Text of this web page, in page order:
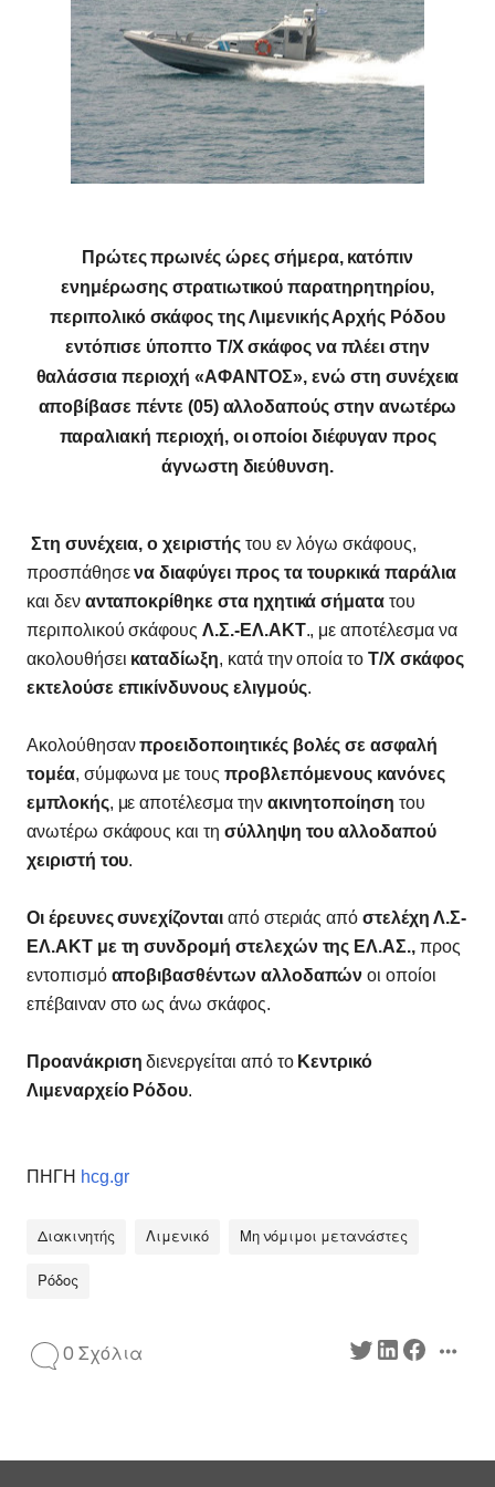
Πρώτες πρωινές ώρες σήμερα, κατόπιν
ενημέρωσης στρατιωτικού παρατηρητηρίου,
περιπολικό σκάφος της Λιμενικής Αρχής Ρόδου
εντόπισε ύποπτο Τ/Χ σκάφος να πλέει στην
θαλάσσια περιοχή «ΑΦΑΝΤΟΣ», ενώ στη συνέχεια
αποβίβασε πέντε (05) αλλοδαπούς στην ανωτέρω
παραλιακή περιοχή, οι οποίοι διέφυγαν προς
άγνωστη διεύθυνση.
Στη συνέχεια, ο χειριστής του εν λόγω σκάφους,
προσπάθησενα διαφύγει προς τα τουρκικά παράλια
και δεν ανταποκρίθηκε στα ηχητικά σήματα του
περιπολικού σκάφουςΛ.Σ.-ΕΛ.ΑΚΤ., με αποτέλεσμα να
ακολουθήσει καταδίωξη, κατά την οποία τοΤ/Χ σκάφος
εκτελούσε επικίνδυνους ελιγμούς.
Ακολούθησανπροειδοποιητικές βολές σε ασφαλή
τομέα, σύμφωνα με τους προβλεπόμενους κανόνες
εμπλοκής, με αποτέλεσμα την ακινητοποίηση του
ανωτέρω σκάφους και τη σύλληψη του αλλοδαπού
χειριστή του.
Oι έρευνες συνεχίζονταιαπό στεριάς απόστελέχη Λ.Σ-
ΕΛ.ΑΚΤ με τη συνδρομή στελεχών της ΕΛ.ΑΣ.,προς
εντοπισμό αποβιβασθέντων αλλοδαπών οι οποίοι
επέβαιναν στο ως άνω σκάφος.
Προανάκριση διενεργείται από το Κεντρικό
Λιμεναρχείο Ρόδου.
ΠΗΓΗ hcg.gr
Διακινητής Λιμενικό Μη νόμιμοι μετανάστες
Ρόδος
0 Σχόλια